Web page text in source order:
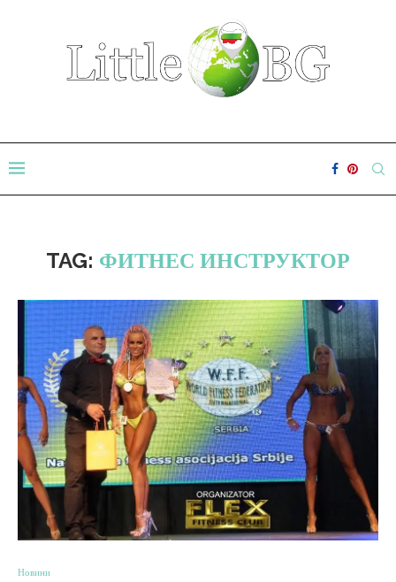
TAG: ФИТНЕС ИНСТРУКТОР
Новини